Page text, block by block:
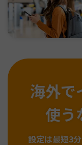
海外で
使う
設定は最短3分